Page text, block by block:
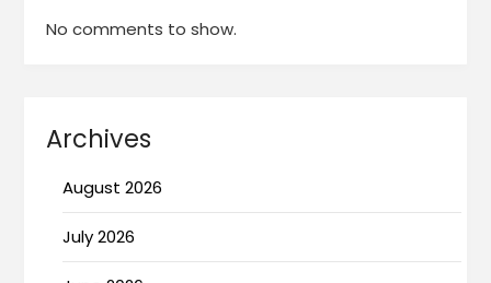
No comments to show.
Archives
August 2026
July 2026